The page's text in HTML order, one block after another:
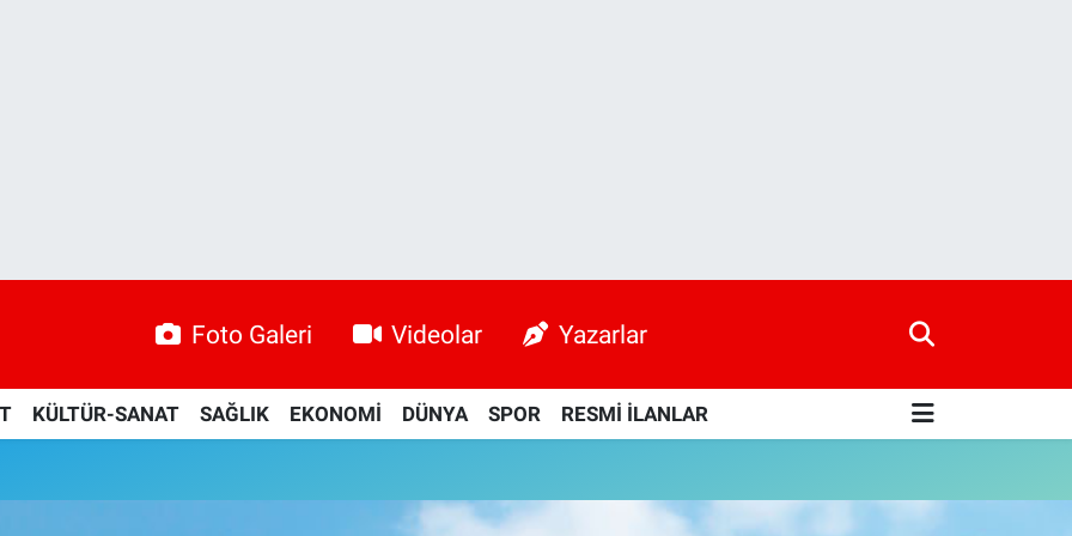
Foto Galeri Videolar Yazarlar
KÜLTÜR-SANAT SAĞLIK EKONOMİ DÜNYA SPOR RESMİ İLANLAR